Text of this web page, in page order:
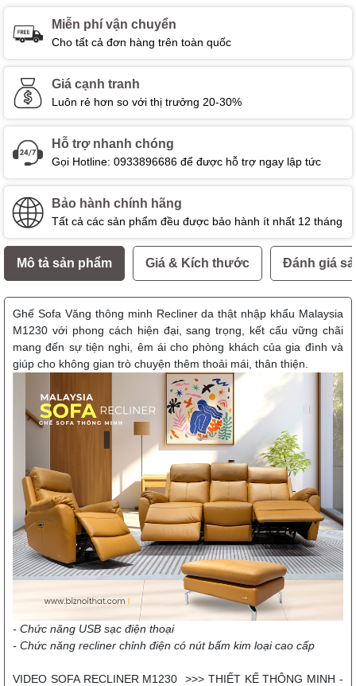
Miễn phí vận chuyển
Cho tất cả đơn hàng trên toàn quốc
Giá cạnh tranh
Luôn rẻ hơn so với thị trưởng 20-30%
Hỗ trợ nhanh chóng
Gọi Hotline: 0933896686 để được hỗ trợ ngay lập tức
Bảo hành chính hãng
Tất cả các sản phẩm đều được bảo hành ít nhất 12 tháng
Mô tả sản phẩm Giá & Kích thước Đánh giá
Ghế Sofa Văng thông minh Recliner da thật nhập khẩu Malaysia
M1230 với phong cách hiện đại, sang trọng, kết cấu vững chãi
mang đến sự tiện nghi, êm ái cho phòng khách của gia đình và
giúp cho không gian trò chuyện thêm thoải mái, thân thiện.
- Chức năng USB sạc điện thoại
- Chức năng recliner chỉnh điện có nút bấm kim loại cao cấp
VIDEO SOFA RECLINER M1230 >>> THIẾT KẾ THÔNG MINH -